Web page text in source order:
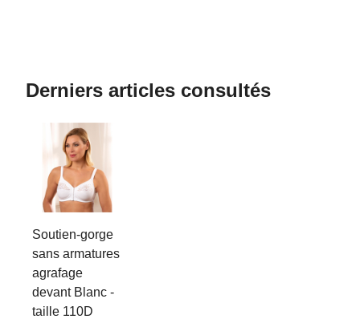
Derniers articles consultés
Soutien-gorge
sans armatures
agrafage
devant Blanc -
taille 110D